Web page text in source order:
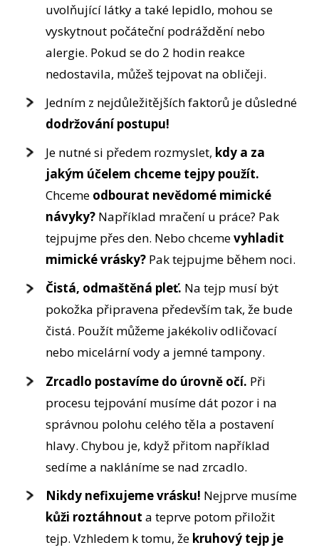
uvolňující látky a také lepidlo, mohou se
vyskytnout počáteční podráždění nebo
alergie. Pokud se do 2 hodin reakce
nedostavila, můžeš tejpovat na obličeji.
Jedním z nejdůležitějších faktorů je důsledné
dodržování postupu!
Je nutné si předem rozmyslet, kdy a za
jakým účelem chceme tejpy použít.
Chceme odbourat nevědomé mimické
návyky? Například mračení u práce? Pak
tejpujme přes den. Nebo chcemevyhladit
mimické vrásky? Pak tejpujme během noci.
Čistá, odmaštěná pleť. Na tejp musí být
pokožka připravena především tak, že bude
čistá. Použít můžeme jakékoliv odličovací
nebo micelární vody a jemné tampony.
Zrcadlo postavíme do úrovně očí. Při
procesu tejpování musíme dát pozor i na
správnou polohu celého těla a postavení
hlavy. Chybou je, když přitom například
sedíme a nakláníme se nad zrcadlo.
Nikdy nefixujeme vrásku! Nejprve musíme
kůži roztáhnout a teprve potom přiložit
tejp. Vzhledem k tomu, že kruhový tejp je